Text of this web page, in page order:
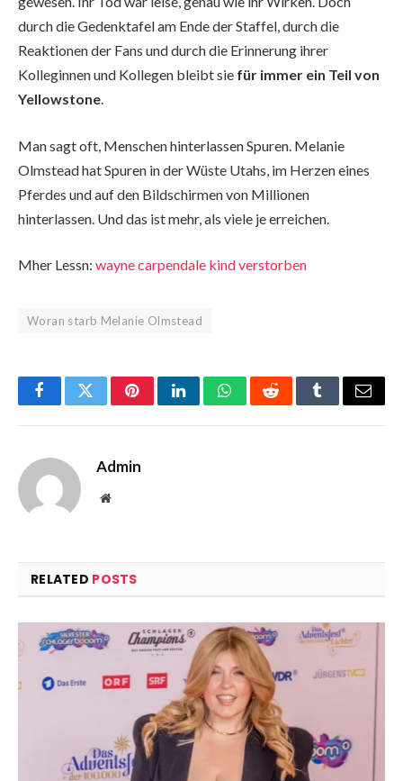
durch die Gedenktafel am Ende der Staffel, durch die
Reaktionen der Fans und durch die Erinnerung ihrer
Kolleginnen und Kollegen bleibt sie für immer ein Teil von
Yellowstone.
Man sagt oft, Menschen hinterlassen Spuren. Melanie
Olmstead hat Spuren in der Wüste Utahs, im Herzen eines
Pferdes und auf den Bildschirmen von Millionen
hinterlassen. Und das ist mehr, als viele je erreichen.
Mher Lessn: wayne carpendale kind verstorben
Woran starb Melanie Olmstead
FacebookTwitterPinterestLinkedInWhatsAppRedditTumblrEmail
Admin
Website
RELATED POSTS